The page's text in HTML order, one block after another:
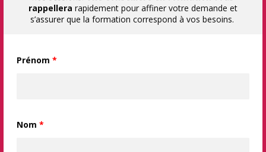
rappellera rapidement pour affiner votre demande et
s’assurer que la formation correspond à vos besoins.
Prénom *
Nom *